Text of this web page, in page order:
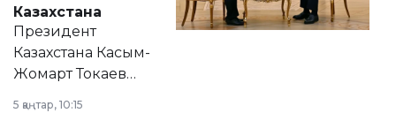
Казахстана
Президент
Казахстана Касым-
Жомарт Токаев
сразу несколько
5 қаңтар, 10:15